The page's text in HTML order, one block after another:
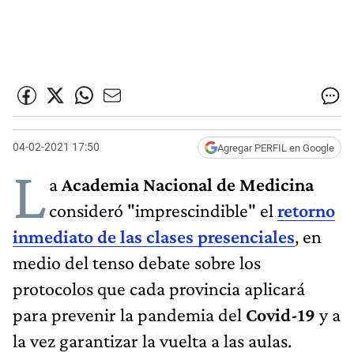
04-02-2021 17:50 Agregar PERFIL en Google
LaAcademia Nacional de Medicina
consideró "imprescindible" el retorno
inmediato de las clases presenciales, en
medio del tenso debate sobre los
protocolos que cada provincia aplicará
para prevenir la pandemia del Covid-19 y a
la vez garantizar la vuelta a las aulas.